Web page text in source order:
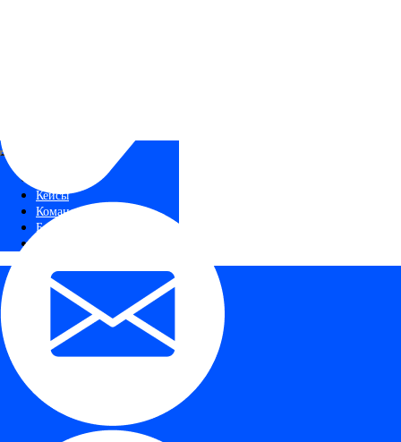
Автодилерам
Первые лица
SMM
Аналитика
Малый бизнес
О нас
Новости
Технологии
Кейсы
Команда
Блог